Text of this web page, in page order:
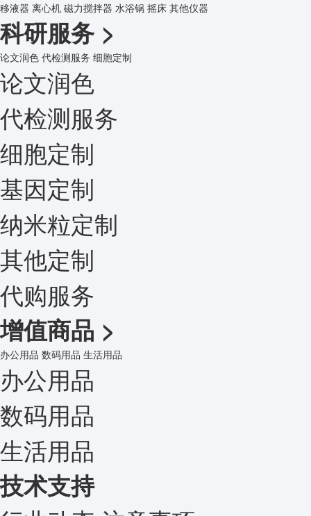
移液器 离心机 磁力搅拌器 水浴锅 摇床 其他仪器
科研服务 >
论文润色 代检测服务 细胞定制
论文润色
代检测服务
细胞定制
基因定制
纳米粒定制
其他定制
代购服务
增值商品 >
办公用品 数码用品 生活用品
办公用品
数码用品
生活用品
技术支持